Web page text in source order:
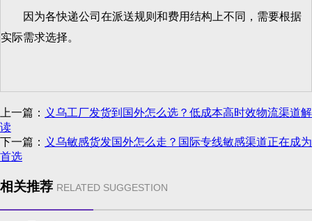
因为各快递公司在派送规则和费用结构上不同，需要根据
实际需求选择。
上一篇： 义乌工厂发货到国外怎么选？低成本高时效物流渠道解
读
下一篇： 义乌敏感货发国外怎么走？国际专线敏感渠道正在成为
首选
相关推荐 RELATED SUGGESTION